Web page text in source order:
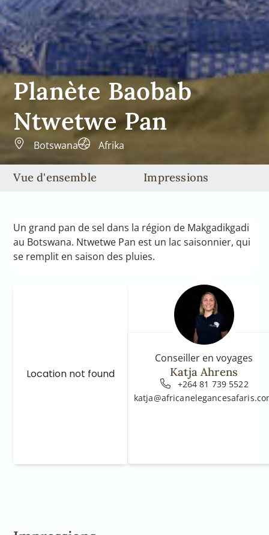
Planète Baobab
Ntwetwe Pan
Botswana Afrika
Vue d'ensemble Impressions
Un grand pan de sel dans la région de Makgadikgadi
au Botswana. Ntwetwe Pan est un lac saisonnier, qui
se remplit en saison des pluies.
Conseiller en voyages
Katja Ahrens
+264 81 739 5522
Location not found